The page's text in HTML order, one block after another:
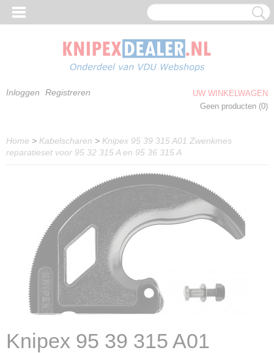
Inloggen Registreren
UW WINKELWAGEN
Geen producten (0)
Home > Kabelscharen > Knipex 95 39 315 A01 Zwenkmes
reparatieset voor 95 32 315 A en 95 36 315 A
Knipex 95 39 315 A01